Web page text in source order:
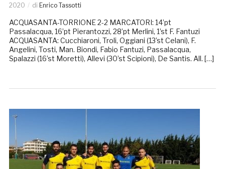
2020
di Enrico Tassotti
ACQUASANTA-TORRIONE 2-2 MARCATORI: 14’pt
Passalacqua, 16’pt Pierantozzi, 28’pt Merlini, 1’st F. Fantuzi
ACQUASANTA: Cucchiaroni, Troli, Oggiani (13’st Celani), F.
Angelini, Tosti, Man. Biondi, Fabio Fantuzi, Passalacqua,
Spalazzi (16’st Moretti), Allevi (30’st Scipioni), De Santis. All. […]